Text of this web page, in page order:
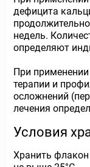
дефицита
недель.
определяют
При
терапии и
осложнений
лечения
Условия
Хранить